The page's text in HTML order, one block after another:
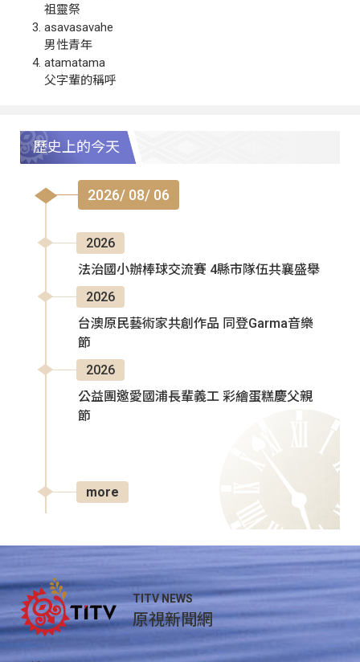
祖靈祭
asavasavahe
男性青年
atamatama
父字輩的稱呼
歷史上的今天
2026/ 08/ 06
2026
法治國小辦棒球交流賽 4縣市隊伍共襄盛舉
2026
台澳原民藝術家共創作品 同登Garma音樂
節
2026
公益團邀愛國浦長輩義工 彩繪蛋糕慶父親
節
more
TITV NEWS
原視新聞網